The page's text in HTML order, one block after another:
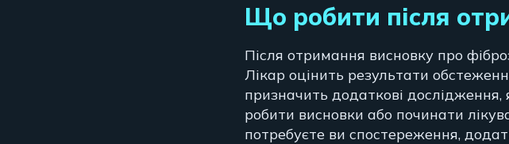
Що робити після
Після отримання висновку про
Лікар оцінить результати
призначить додаткові
робити висновки або починати
потребуєте ви спостереження,